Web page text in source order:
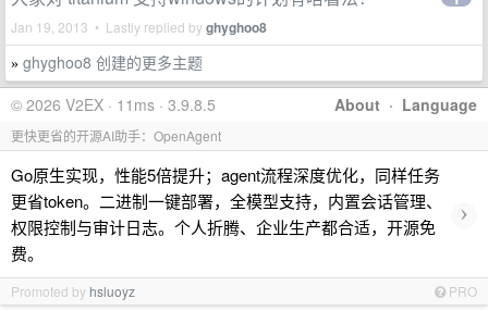
Jan 19, 2013 • Lastly replied byghyghoo8
» ghyghoo8 创建的更多主题
About · Language
© 2026 V2EX · 11ms · 3.9.8.5
更快更省的开源AI助手：OpenAgent
Go原生实现，性能5倍提升；agent流程深度优化，同样任务
更省token。二进制一键部署，全模型支持，内置会话管理、
权限控制与审计日志。个人折腾、企业生产都合适，开源免
费。
›
Promoted by hsluoyz PRO